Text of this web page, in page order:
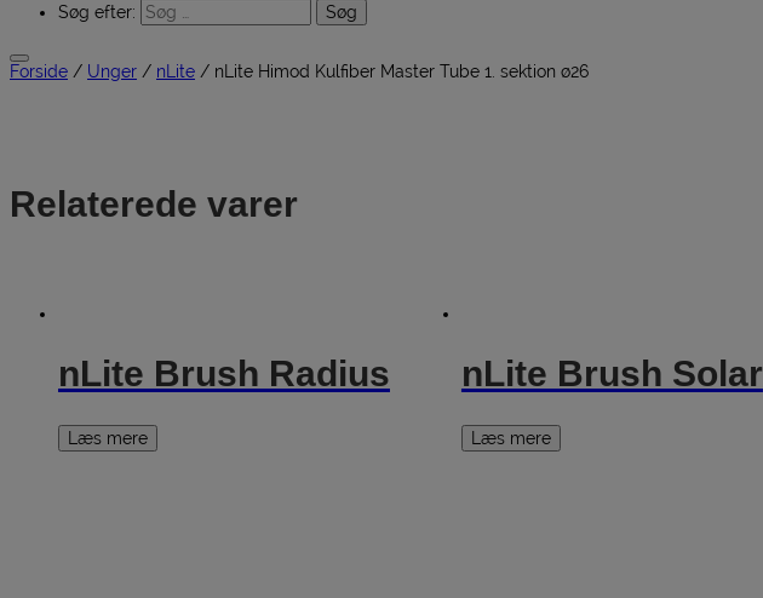
Søg efter:
Forside / Unger / nLite / nLite Himod Kulfiber Master Tube 1. sektion ø26
Relaterede varer
nLite Brush Radius
Læs mere
nLite Brush Solar
Læs mere